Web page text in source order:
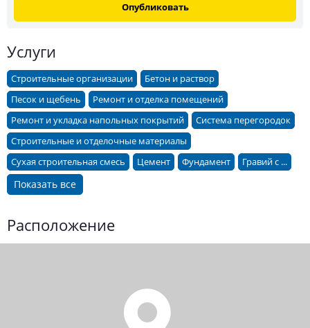
Опубликовать
Услуги
Строительные организации
Бетон и раствор
Песок и щебень
Ремонт и отделка помещений
Ремонт и укладка напольных покрытий
Система перегородок
Строительные и отделочные материалы
Сухая строительная смесь
Цемент Фундамент Гравий с ...
Показать все
Расположение